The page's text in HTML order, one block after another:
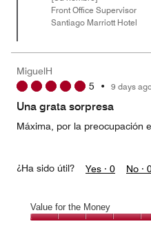
Front Office Supervisor
Santiago Marriott Hotel
MiguelH
5 • 9 days
Una grata sorpresa
Máxima, por la preocupación
¿Ha sido útil? Yes · 0 No ·
Value for the Money